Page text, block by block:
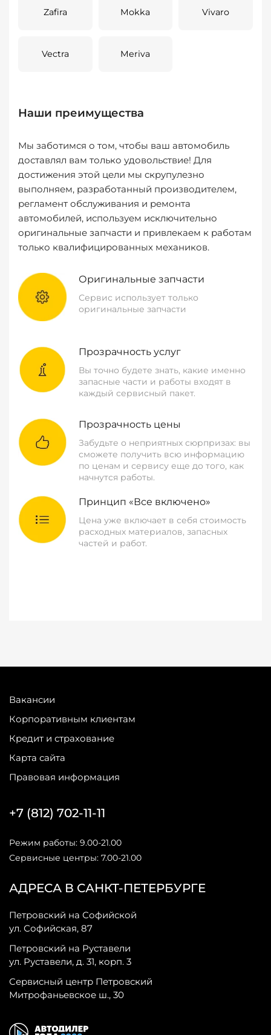
Zafira Mokka Vivaro
Vectra Meriva
Наши преимущества
Мы заботимся о том, чтобы ваш автомобиль
доставлял вам только удовольствие! Для
достижения этой цели мы скрупулезно
выполняем, разработанный производителем,
регламент обслуживания и ремонта
автомобилей, используем исключительно
оригинальные запчасти и привлекаем к работам
только квалифицированных механиков.
Оригинальные запчасти
Сервис использует только
оригинальные запчасти
Прозрачность услуг
Вы точно будете знать, какие именно
запасные части и работы входят в
каждый сервисный пакет.
Прозрачность цены
Забудьте о неприятных сюрпризах: вы
сможете получить всю информацию
по ценам и сервису еще до того, как
начнутся работы.
Принцип «Все включено»
Цена уже включает в себя стоимость
расходных материалов, запасных
частей и работ.
Вакансии
Корпоративным клиентам
Кредит и страхование
Карта сайта
Правовая информация
АДРЕСА В САНКТ-ПЕТЕРБУРГЕ
Петровский на Софийской
ул. Софийская, 87
Петровский на Руставели
ул. Руставели, д. 31, корп. 3
Сервисный центр Петровский
Митрофаньевское ш., 30
+7 (812) 702-11-11
Режим работы: 9.00-21.00
Сервисные центры: 7.00-21.00